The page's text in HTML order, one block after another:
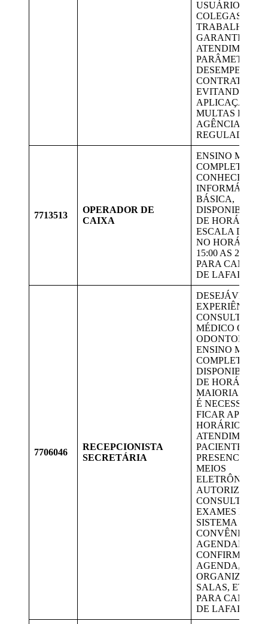
USUÁRIOS E
COLEGAS DE
TRABALHO E
GARANTIR O
ATENDIMENTO
PARÂMETROS
DESEMPENHO
CONTRATO
EVITANDO
APLICAÇÃO DE
MULTAS DA
AGÊNCIA
REGULADORA.
7713513
OPERADOR DE
CAIXA
ENSINO MÉDIO
COMPLETO,
INFORMÁTICA
BÁSICA,
DE HORÁRIO,
ESCALA DE 5
NO HORÁRIO
15:00 AS 23:10,
PARA
DE LAFAIETE
7706046
RECEPCIONISTA
SECRETÁRIA
DESEJÁVEL
EXPERIÊNCIA
CONSULTÓRIO
MÉDICO OU
ENSINO MÉDIO
COMPLETO.
DE HORÁRIO
MAIORIA DAS
É NECESSÁRIO
FICAR APÓS O
HORÁRIO.
ATENDIMENTO
PACIENTE
PRESENCIAL E
MEIOS
ELETRÔNICOS,
CONSULTAS E
EXAMES EM
SISTEMA DE
CONVÊNIOS,
AGENDA,
SALAS, ETC.
PARA
DE LAFAIETE.